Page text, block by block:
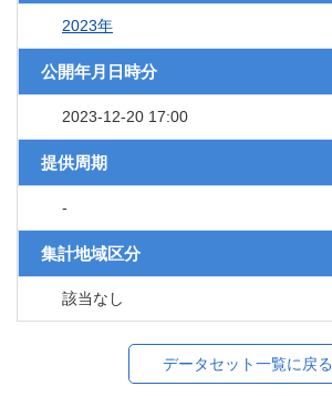
2023年
公開年月日時分
2023-12-20 17:00
提供周期
-
集計地域区分
該当なし
データセット一覧に戻る